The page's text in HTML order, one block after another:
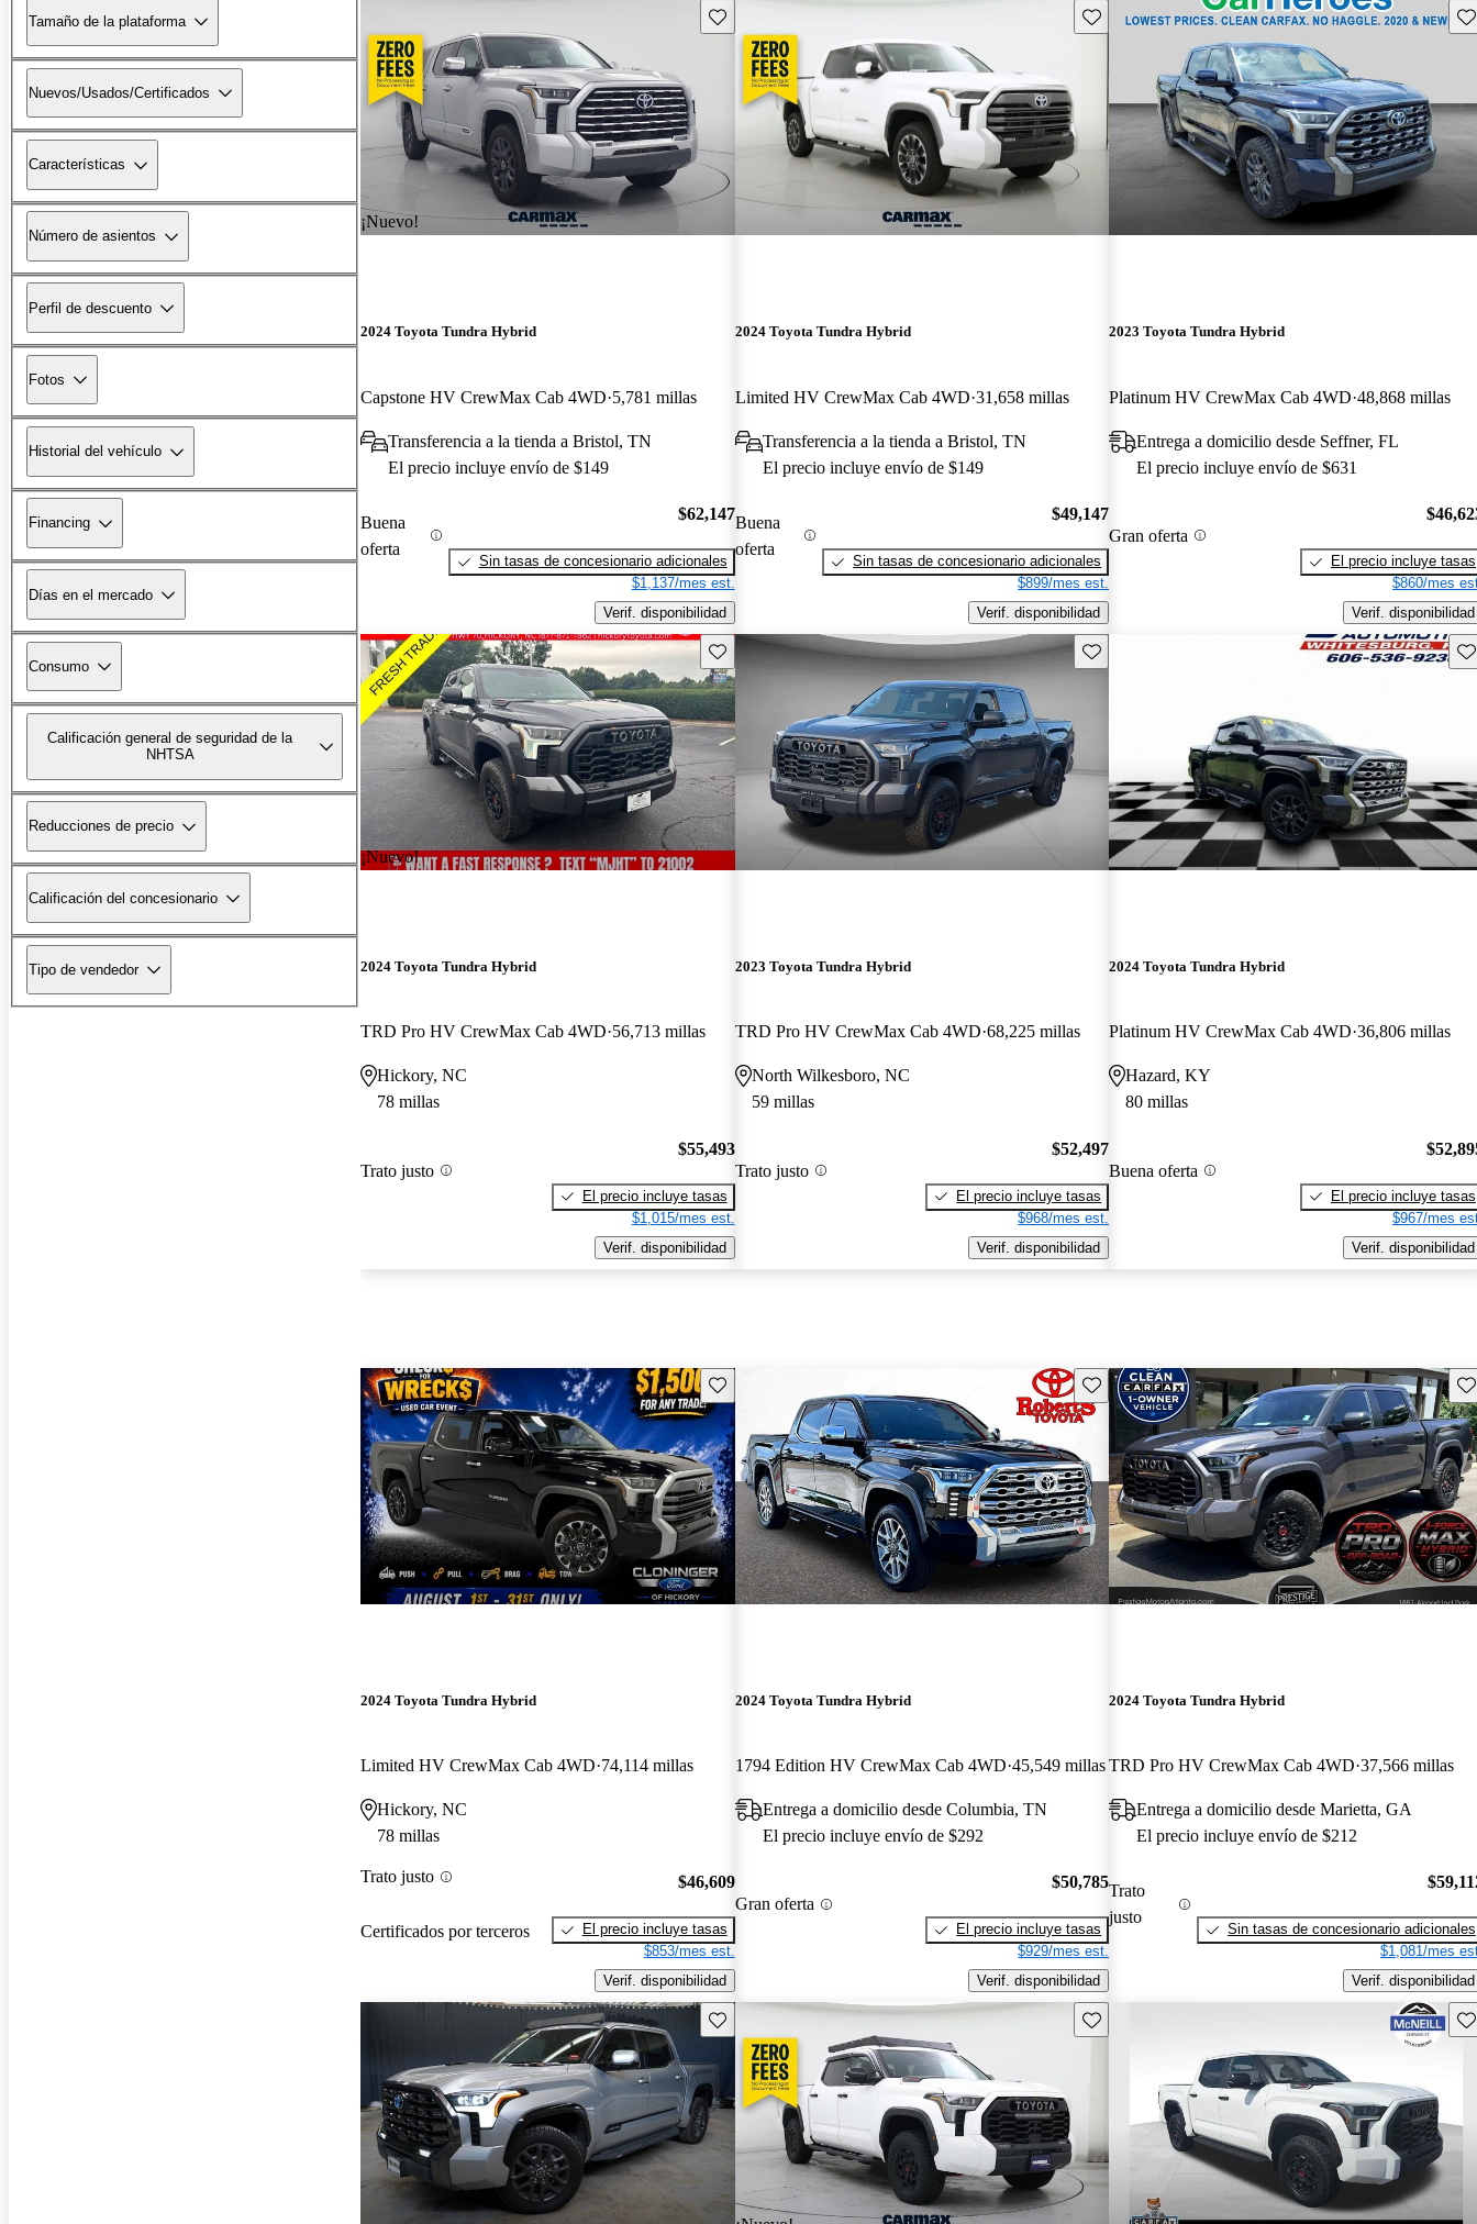
Tamaño de la plataforma
Nuevos/Usados/Certificados
Características
Número de asientos
Perfil de descuento
Fotos
Historial del vehículo
Financing
Días en el mercado
Consumo
Calificación general de seguridad de la
NHTSA
Reducciones de precio
Calificación del concesionario
Tipo de vendedor
¡Nuevo!
Guarda este Aviso
2024 Toyota Tundra Hybrid
Capstone HV CrewMax Cab 4WD 5,781 millas
Transferencia a la tienda a Bristol, TN
El precio incluye envío de $149
Buena
oferta
$62,147
Sin tasas de concesionario adicionales
$1,137/mes est.
Verif. disponibilidad
Guarda este Aviso
2024 Toyota Tundra Hybrid
Limited HV CrewMax Cab 4WD 31,658 millas
Transferencia a la tienda a Bristol, TN
El precio incluye envío de $149
Buena
oferta
$49,147
Sin tasas de concesionario adicionales
$899/mes est.
Verif. disponibilidad
2023 Toyota Tundra Hybrid
Platinum HV CrewMax Cab 4WD 48,868 millas
Entrega a domicilio desde Seffner, FL
El precio incluye envío de $631
Gran oferta
El precio incluye tasas
$860/mes
Verif. disponibilidad
¡Nuevo!
Guarda este Aviso
2024 Toyota Tundra Hybrid
TRD Pro HV CrewMax Cab 4WD 56,713 millas
Hickory, NC
78 millas
Trato justo
$55,493
El precio incluye tasas
$1,015/mes est.
Verif. disponibilidad
Guarda este Aviso
2023 Toyota Tundra Hybrid
TRD Pro HV CrewMax Cab 4WD 68,225 millas
North Wilkesboro, NC
59 millas
Trato justo
$52,497
El precio incluye tasas
$968/mes est.
Verif. disponibilidad
2024 Toyota Tundra Hybrid
Platinum HV CrewMax Cab 4WD 36,806 millas
Hazard, KY
80 millas
Buena oferta
El precio incluye tasas
$967/mes
Verif. disponibilidad
Guarda este Aviso
2024 Toyota Tundra Hybrid
Limited HV CrewMax Cab 4WD 74,114 millas
Hickory, NC
78 millas
Trato justo
Certificados por terceros
$46,609
El precio incluye tasas
$853/mes est.
Verif. disponibilidad
Guarda este Aviso
2024 Toyota Tundra Hybrid
1794 Edition HV CrewMax Cab 4WD 45,549 millas
Entrega a domicilio desde Columbia, TN
El precio incluye envío de $292
Gran oferta
$50,785
El precio incluye tasas
$929/mes est.
Verif. disponibilidad
2024 Toyota Tundra Hybrid
TRD Pro HV CrewMax Cab 4WD 37,566 millas
Entrega a domicilio desde Marietta, GA
El precio incluye envío de $212
Trato
justo
Sin tasas de concesionario adicionales
$1,081/mes
Verif. disponibilidad
Guarda este Aviso Guarda este Aviso